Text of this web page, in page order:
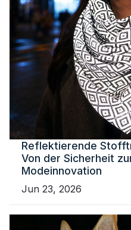
Reflektierende
Von der Sicherheit
Modeinnovation
Jun 23, 2026